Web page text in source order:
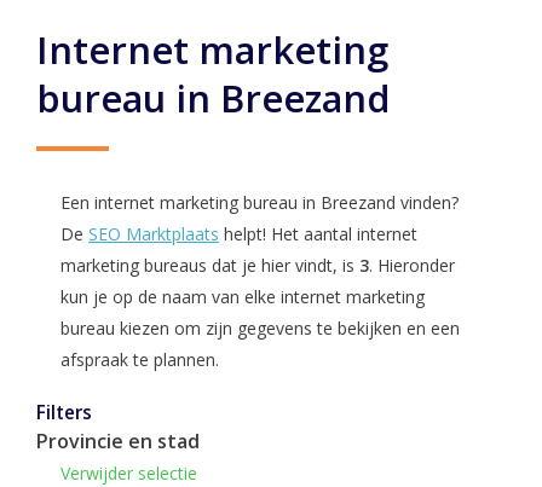
Internet marketing
bureau in Breezand
Een internet marketing bureau in Breezand vinden?
De SEO Marktplaats helpt! Het aantal internet
marketing bureaus dat je hier vindt, is 3. Hieronder
kun je op de naam van elke internet marketing
bureau kiezen om zijn gegevens te bekijken en een
afspraak te plannen.
Filters
Provincie en stad
Verwijder selectie